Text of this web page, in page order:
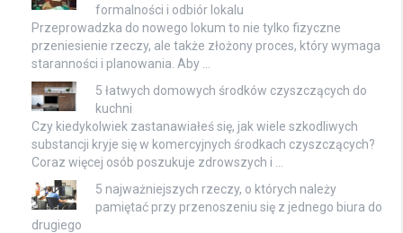
formalności i odbiór lokalu
Przeprowadzka do nowego lokum to nie tylko fizyczne
przeniesienie rzeczy, ale także złożony proces, który wymaga
staranności i planowania. Aby …
5 łatwych domowych środków czyszczących do
kuchni
Czy kiedykolwiek zastanawiałeś się, jak wiele szkodliwych
substancji kryje się w komercyjnych środkach czyszczących?
Coraz więcej osób poszukuje zdrowszych i …
5 najważniejszych rzeczy, o których należy
pamiętać przy przenoszeniu się z jednego biura do
drugiego